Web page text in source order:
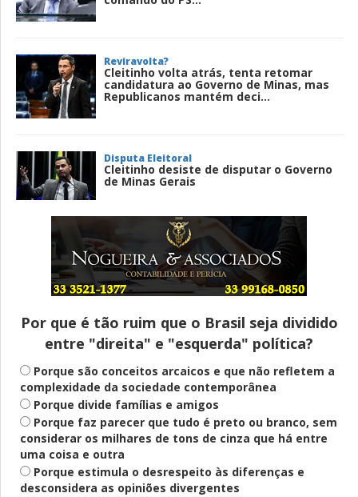
Reviravolta?
Cleitinho volta atrás, tenta retomar
candidatura ao Governo de Minas, mas
Republicanos mantém deci...
Disputa Eleitoral
Cleitinho desiste de disputar o Governo
de Minas Gerais
Entenda
Pix Pensão Alimentícia: entenda o que é
e como solicitar
Saúde Mental
Plataforma oferece escuta em saúde
mental para jovens no SUS Digital
Definido
PT lança Patrus Ananias como candidato
ao governo de Minas Gerais
Por que é tão ruim que o Brasil seja dividido
entre "direita" e "esquerda" política?
Porque são conceitos arcaicos e que não refletem a
complexidade da sociedade contemporânea
Porque divide famílias e amigos
Porque faz parecer que tudo é preto ou branco, sem
considerar os milhares de tons de cinza que há entre
uma coisa e outra
Porque estimula o desrespeito às diferenças e
desconsidera as opiniões divergentes